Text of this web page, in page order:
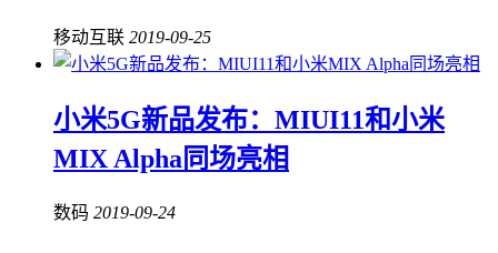
移动互联 2019-09-25
小米5G新品发布：MIUI11和小米
MIX Alpha同场亮相
数码 2019-09-24